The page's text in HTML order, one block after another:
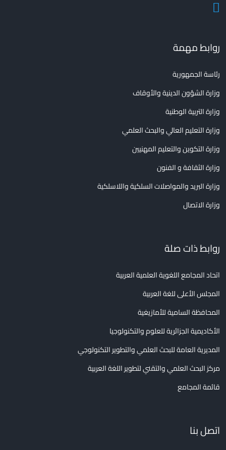
روابط مهمة
رئاسة الجمهورية
وزارة الشؤون الدينية والأوقاف
وزارة التربية الوطنية
وزارة التعليم العالي والبحث العلمي
وزارة التكوين والتعليم المهنيين
وزارة الثقافة و الفنون
وزارة البريد والمواصلات السلكية واللاسلكية
وزارة الاتصال
روابط ذات صلة
اتحاد المجامع اللغوية العلمية العربية
المجلس الأعلى للغة العربية
المحافظة السامية للأمازيغية
الأكاديمية الجزائرية للعلوم والتكنولوجيا
المديرية العامة للبحث العلمي والتطوير التكنولوجي
مركز البحث العلمي والتقني لتطوير اللغة العربية
قائمة المجامع
اتصل بنا